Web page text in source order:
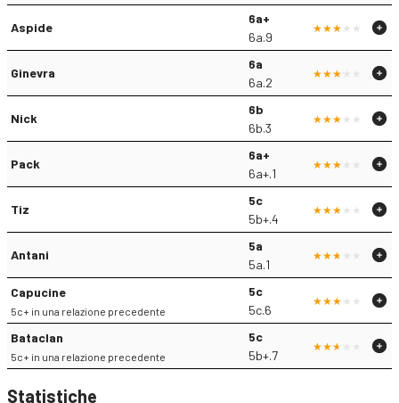
Aspide
6a+
6a.9
Ginevra
6a
6a.2
Nick
6b
6b.3
Pack
6a+
6a+.1
Tiz
5c
5b+.4
Antani
5a
5a.1
Capucine
5c+ in una relazione precedente
5c
5c.6
Bataclan
5c+ in una relazione precedente
5c
5b+.7
Statistiche